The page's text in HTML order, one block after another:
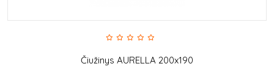
Čiužinys AURELLA 200x190